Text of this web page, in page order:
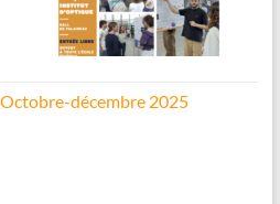
décembre 2025